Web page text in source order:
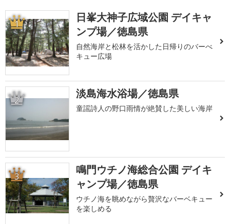
1
日峯大神子広域公園 デイキャ
ンプ場／徳島県
自然海岸と松林を活かした日帰りのバーべ
キュー広場
2 淡島海水浴場／徳島県
童謡詩人の野口雨情が絶賛した美しい海岸
3
鳴門ウチノ海総合公園 デイキ
ャンプ場／徳島県
ウチノ海を眺めながら贅沢なバーベキュー
を楽しめる